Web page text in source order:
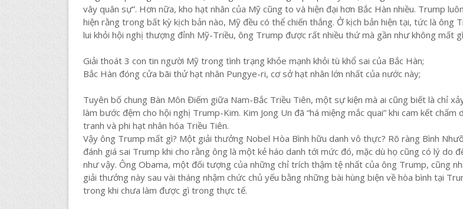
vây quân sự”. Hơn nữa, kho hạt nhân của Mỹ cũng to và hiện đại hơn Bắc Hàn nhiều. Trump
hiện rằng trong bất kỳ kịch bản nào, Mỹ đều có thể chiến thắng. Ở kịch bản hiện tại, tức là ông
lui khỏi hội nghị thượng đỉnh Mỹ-Triều, ông Trump được rất nhiều thứ mà gần như không mất
Giải thoát 3 con tin người Mỹ trong tình trạng khỏe mạnh khỏi tù khổ sai của Bắc Hàn;
Bắc Hàn đóng cửa bãi thử hạt nhân Pungye-ri, cơ sở hạt nhân lớn nhất của nước này;
Tuyên bố chung Bàn Môn Điếm giữa Nam-Bắc Triều Tiên, một sự kiện mà ai cũng biết là chỉ
làm bước đệm cho hội nghị Trump-Kim. Kim Jong Un đã “há miệng mắc quai” khi cam kết chấm
tranh và phi hạt nhân hóa Triều Tiên.
Vậy ông Trump mất gì? Một giải thưởng Nobel Hòa Bình hữu danh vô thực? Rõ ràng Bình
đánh giá sai Trump khi cho rằng ông là một kẻ háo danh tới mức đó, mặc dù họ cũng có lý do
như vậy. Ông Obama, một đối tượng của những chỉ trích thậm tệ nhất của ông Trump, cũng
giải thưởng này sau vài tháng nhậm chức chủ yếu bằng những bài hùng biện về hòa bình tại
trong khi chưa làm được gì trong thực tế.